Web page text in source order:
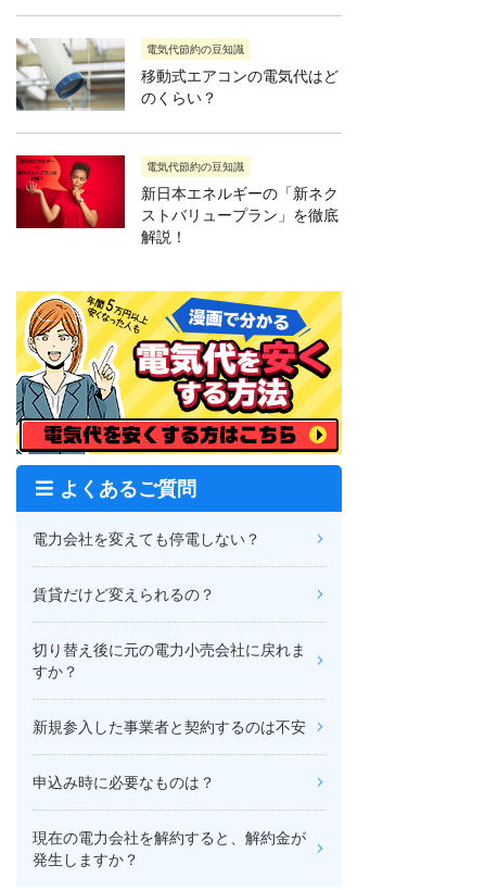
電気代節約の豆知識
移動式エアコンの電気代はど
のくらい？
電気代節約の豆知識
新日本エネルギーの「新ネク
ストバリュープラン」を徹底
解説！
よくあるご質問
電力会社を変えても停電しない？
賃貸だけど変えられるの？
切り替え後に元の電力小売会社に戻れま
すか？
新規参入した事業者と契約するのは不安
申込み時に必要なものは？
現在の電力会社を解約すると、解約金が
発生しますか？